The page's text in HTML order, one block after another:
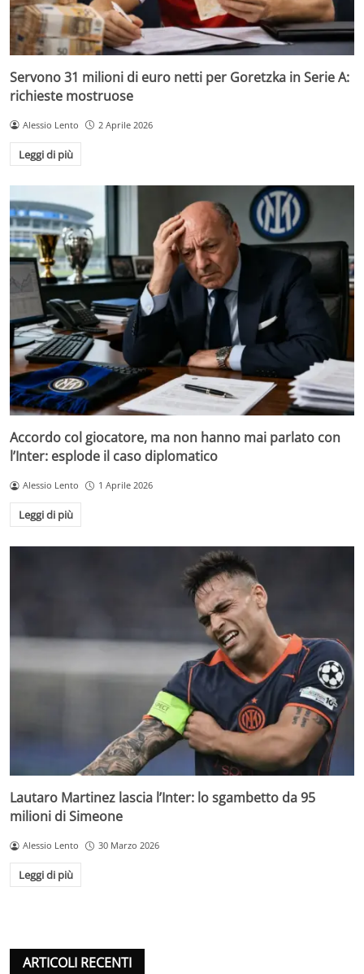
Servono 31 milioni di euro netti per Goretzka in Serie A:
richieste mostruose
Alessio Lento 2 Aprile 2026
Leggi di più
Accordo col giocatore, ma non hanno mai parlato con
l’Inter: esplode il caso diplomatico
Alessio Lento 1 Aprile 2026
Leggi di più
Lautaro Martinez lascia l’Inter: lo sgambetto da 95
milioni di Simeone
Alessio Lento 30 Marzo 2026
Leggi di più
ARTICOLI RECENTI